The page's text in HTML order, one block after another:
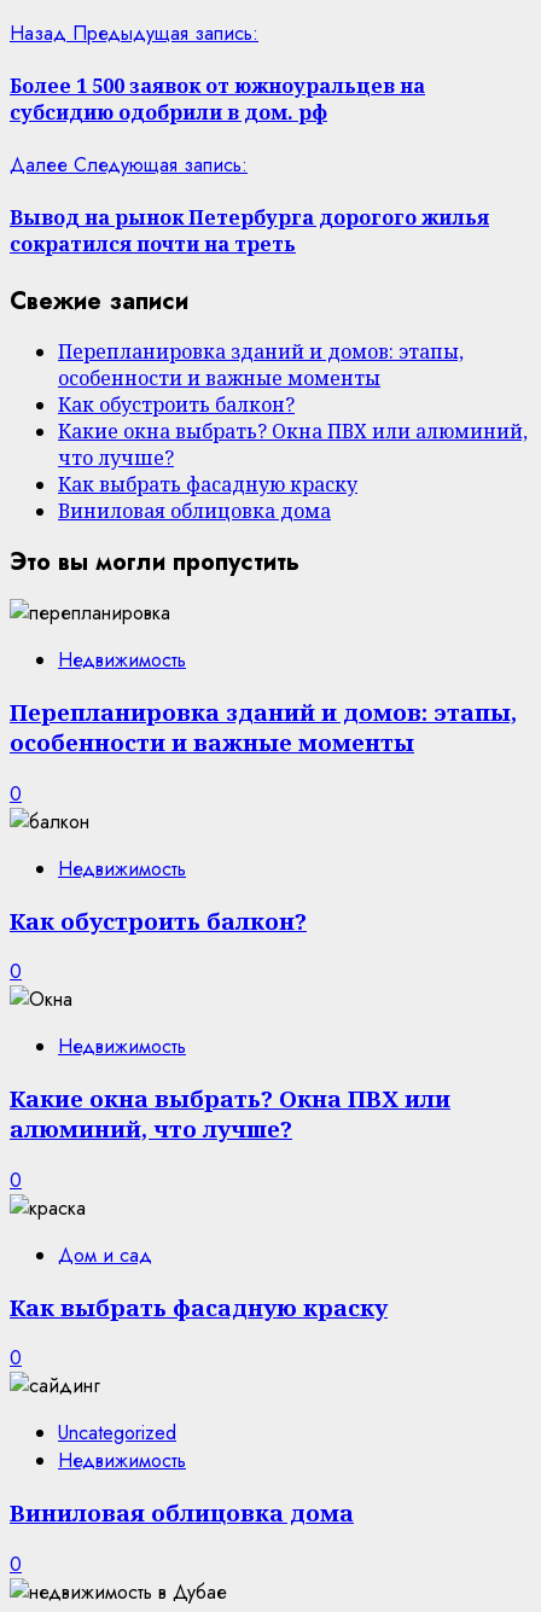
Назад Предыдущая запись:
Более 1 500 заявок от южноуральцев на
субсидию одобрили в дом. рф
Далее Следующая запись:
Вывод на рынок Петербурга дорогого жилья
сократился почти на треть
Свежие записи
Перепланировка зданий и домов: этапы,
особенности и важные моменты
Как обустроить балкон?
Какие окна выбрать? Окна ПВХ или алюминий,
что лучше?
Как выбрать фасадную краску
Виниловая облицовка дома
Это вы могли пропустить
Недвижимость
Перепланировка зданий и домов: этапы,
особенности и важные моменты
0
Недвижимость
Как обустроить балкон?
0
Недвижимость
Какие окна выбрать? Окна ПВХ или
алюминий, что лучше?
0
Дом и сад
Как выбрать фасадную краску
0
Uncategorized
Недвижимость
Виниловая облицовка дома
0